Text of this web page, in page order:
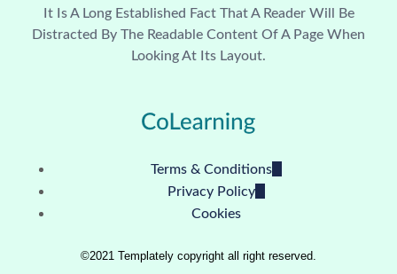
It Is A Long Established Fact That A Reader Will Be
Distracted By The Readable Content Of A Page When
Looking At Its Layout.
Terms & Conditions
Privacy Policy
Cookies
©2021 Templately copyright all right reserved.